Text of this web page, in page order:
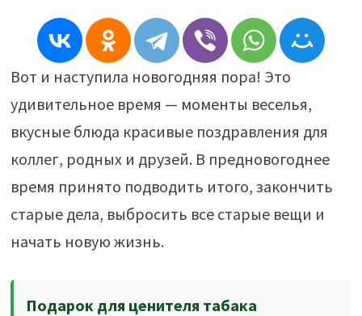
Вот и наступила новогодняя пора! Это
удивительное время — моменты веселья,
вкусные блюда красивые поздравления для
коллег, родных и друзей. В предновогоднее
время принято подводить итого, закончить
старые дела, выбросить все старые вещи и
начать новую жизнь.
Подарок для ценителя табака